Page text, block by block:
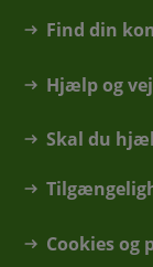
Find din
Hjælp og
Skal du
Cookies